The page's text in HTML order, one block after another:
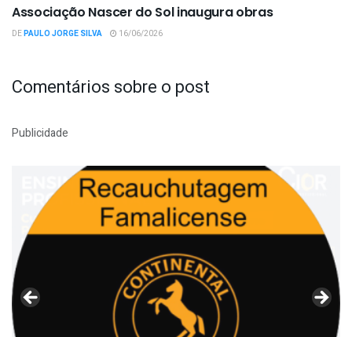
Associação Nascer do Sol inaugura obras
DEPAULO JORGE SILVA 16/06/2026
Comentários sobre o post
Publicidade